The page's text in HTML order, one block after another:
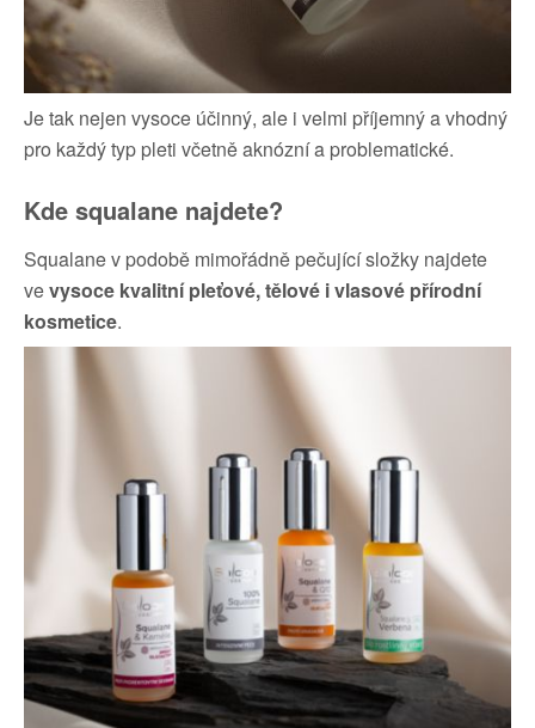
Je tak nejen vysoce účinný, ale i velmi příjemný a vhodný
pro každý typ pleti včetně aknózní a problematické.
Kde squalane najdete?
Squalane v podobě mimořádně pečující složky najdete
vevysoce kvalitní pleťové, tělové i vlasové přírodní
kosmetice.